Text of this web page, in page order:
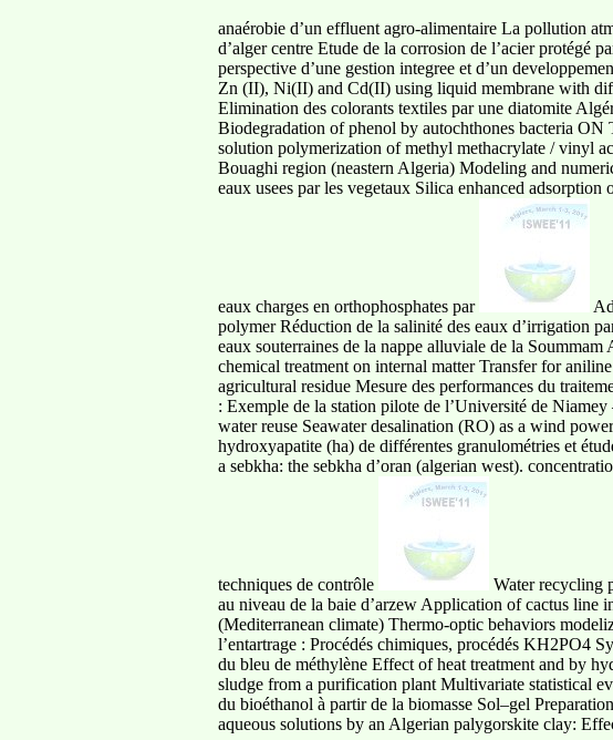
anaérobie d’un effluent agro-alimentaire La pollution
d’alger centre Etude de la corrosion de l’acier protégé
perspective d’une gestion integree et d’un
Zn (II), Ni(II) and Cd(II) using liquid membrane with
Elimination des colorants textiles par une diatomite
Biodegradation of phenol by autochthones bacteria
solution polymerization of methyl methacrylate / vinyl
Bouaghi region (neastern Algeria) Modeling and
eaux usees par les vegetaux Silica enhanced
eaux charges en orthophosphates par
polymer Réduction de la salinité des eaux d’irrigation
eaux souterraines de la nappe alluviale de la
chemical treatment on internal matter Transfer for
agricultural residue Mesure des performances du
: Exemple de la station pilote de l’Université de
water reuse Seawater desalination (RO) as a wind
hydroxyapatite (ha) de différentes granulométries et
a sebkha: the sebkha d’oran (algerian west).
techniques de contrôle
Water recycling
au niveau de la baie d’arzew Application of cactus
(Mediterranean climate) Thermo-optic behaviors
l’entartrage : Procédés chimiques, procédés KH2PO4
du bleu de méthylène Effect of heat treatment and by
sludge from a purification plant Multivariate statistical
du bioéthanol à partir de la biomasse Sol–gel
aqueous solutions by an Algerian palygorskite clay: